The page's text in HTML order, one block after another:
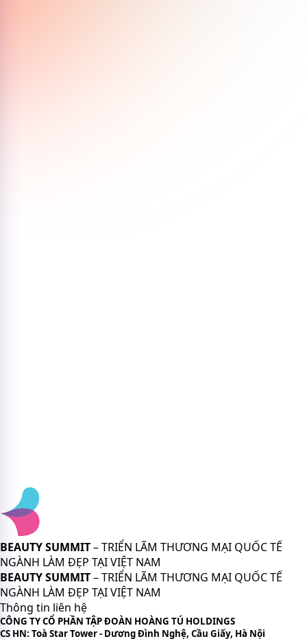
BEAUTY SUMMIT– TRIỂN LÃM THƯƠNG MẠI QUỐC TẾ
NGÀNH LÀM ĐẸP TẠI VIỆT NAM
BEAUTY SUMMIT– TRIỂN LÃM THƯƠNG MẠI QUỐC TẾ
NGÀNH LÀM ĐẸP TẠI VIỆT NAM
Thông tin liên hệ
CÔNG TY CỔ PHẦN TẬP ĐOÀN HOÀNG TÚ HOLDINGS
CS HN: Toà Star Tower - Dương Đình Nghệ, Cầu Giấy, Hà Nội